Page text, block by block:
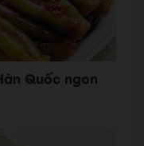
Quốc ngon